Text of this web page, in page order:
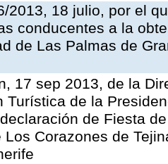
2013, 18 julio, por el
conducentes a la
de Las Palmas de
17 sep 2013, de la
Turística de la
de Fiesta
Los Corazones de